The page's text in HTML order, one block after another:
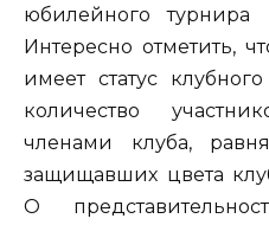
юбилейного турнира
Интересно отметить,
имеет статус
количество
членами клуба,
защищавших цвета
О